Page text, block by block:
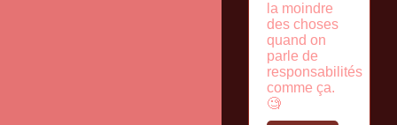
la moindre
des choses
quand on
parle de
responsabilités
comme ça.
🧐